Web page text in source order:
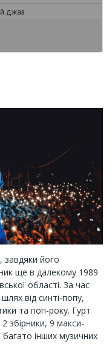
завдяки його
ще в далекому 1989
області. За час
від синті-попу,
та поп-року. Гурт
збірники, 9 макси-
інших музичних